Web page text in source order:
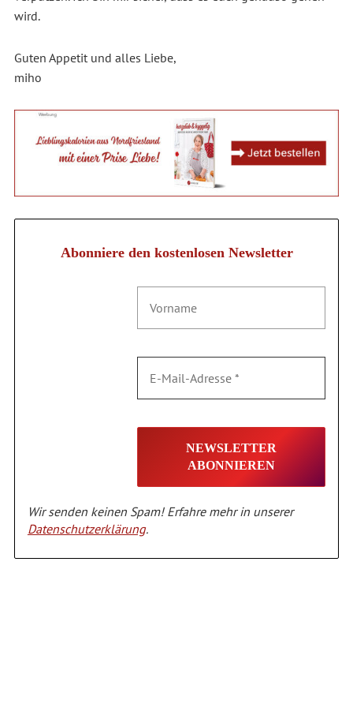
wird.
Guten Appetit und alles Liebe,
miho
Abonniere den kostenlosen Newsletter
Wir senden keinen Spam! Erfahre mehr in unserer
Datenschutzerklärung.
Alternative: